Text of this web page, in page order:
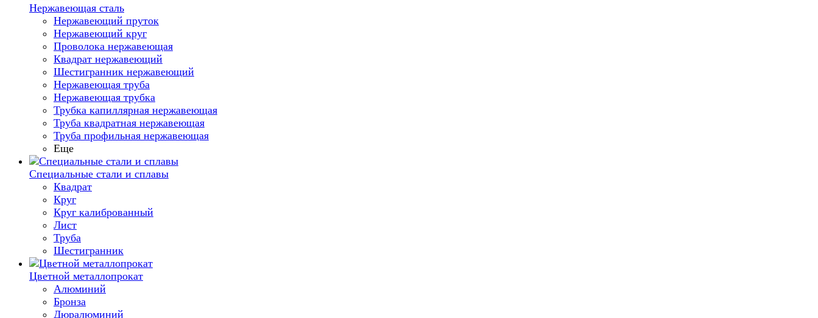
Нержавеющая сталь
Нержавеющий пруток
Нержавеющий круг
Проволока нержавеющая
Квадрат нержавеющий
Шестигранник нержавеющий
Нержавеющая труба
Нержавеющая трубка
Трубка капиллярная нержавеющая
Труба квадратная нержавеющая
Труба профильная нержавеющая
Еще
Специальные стали и сплавы
Квадрат
Круг
Круг калиброванный
Лист
Труба
Шестигранник
Цветной металлопрокат
Алюминий
Бронза
Дюралюминий